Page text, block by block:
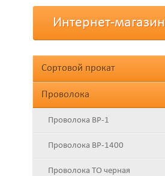
Интернет-магазин
Сортовой прокат
Проволока
Проволока ВР-1
Проволока ВР-1400
Проволока ТО черная